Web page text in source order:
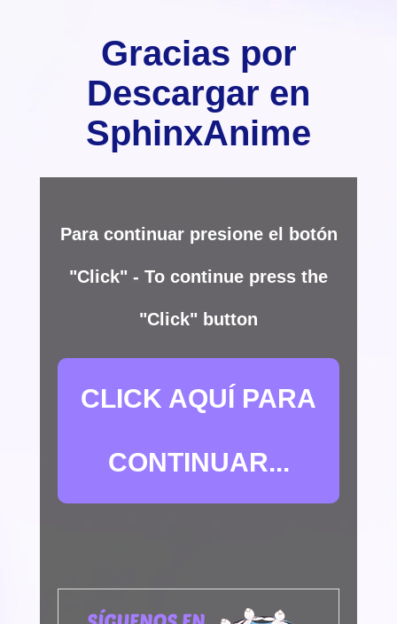
Gracias por
Descargar en
SphinxAnime
Para continuar presione el botón
"Click" - To continue press the
"Click" button
CLICK AQUÍ PARA
CONTINUAR...